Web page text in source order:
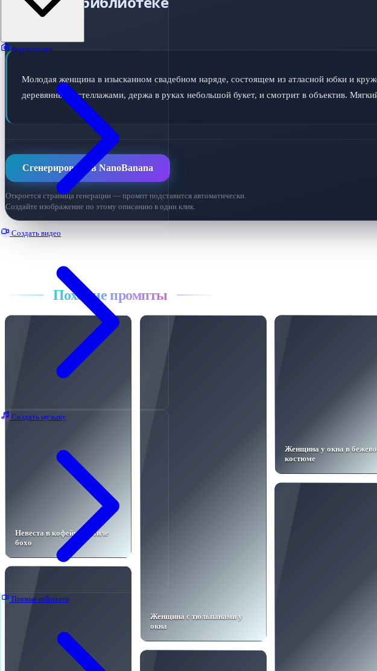
Фотосессии
Создать видео
Создать музыку
Прямые нейросети
Молодая женщина в изысканном свадебном наряде, состоящем из атласной юбки и
деревянными стеллажами, держа в руках небольшой букет, и смотрит в объектив.
Сгенерировать в NanoBanana
Откроется страница генерации — промпт подставится автоматически.
Создайте изображение по этому описанию в один клик.
Все промпты
Похожие промпты
Невеста в кофейне в стиле
бохо
Женщина с тюльпанами у
окна
Женщина у окна в
костюме